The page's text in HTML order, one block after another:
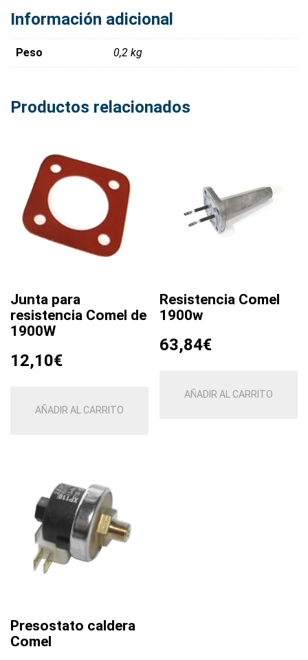
Información adicional
Peso 0,2 kg
Productos relacionados
Junta para
resistencia Comel de
1900W
12,10€
AÑADIR AL CARRITO
Resistencia Comel
1900w
63,84€
AÑADIR AL CARRITO
Presostato caldera
Comel